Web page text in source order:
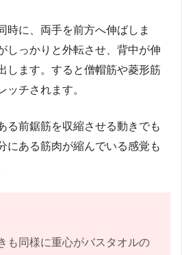
時に、両手を前方へ伸ばしま
しっかりと外転させ、背中が伸
します。すると僧帽筋や菱形筋
ッチされます。
る前鋸筋を収縮させる動きでも
にある筋肉が縮んでいる感覚も
も同様に重心がバスタオルの